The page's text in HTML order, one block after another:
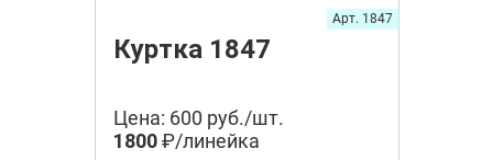
Куртка 1847
Арт. 1847
Цена: 600 руб./шт.
1800₽/линейка